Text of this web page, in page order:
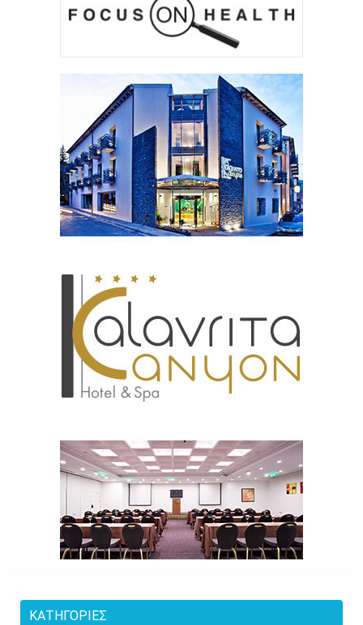
ΚΑΤΗΓΟΡΊΕΣ